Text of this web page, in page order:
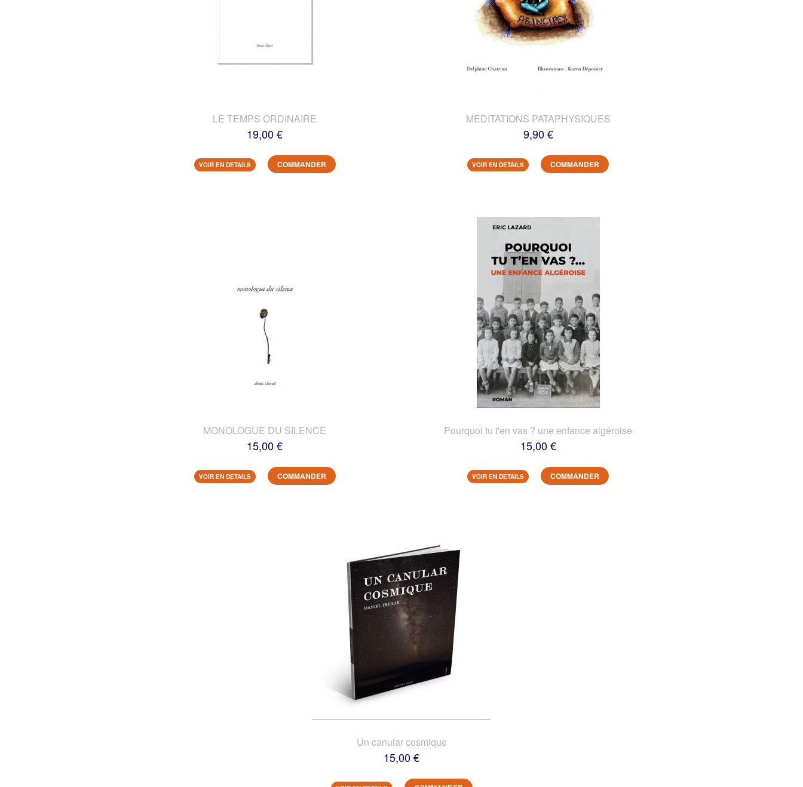
LE TEMPS ORDINAIRE
19,00 €
VOIR EN DETAILS COMMANDER
MEDITATIONS PATAPHYSIQUES
9,90 €
VOIR EN DETAILS COMMANDER
MONOLOGUE DU SILENCE
15,00 €
VOIR EN DETAILS COMMANDER
Pourquoi tu t'en vas ? une enfance algéroise
15,00 €
VOIR EN DETAILS COMMANDER
Un canular cosmique
15,00 €